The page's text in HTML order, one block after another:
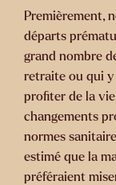
Premièrement,
départs
grand nombre
retraite ou qui y
profiter de la
changements
normes
estimé que la
préféraient